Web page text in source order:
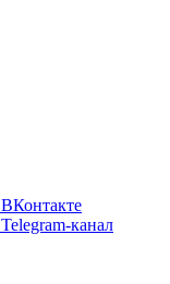
ВКонтакте
Telegram-канал